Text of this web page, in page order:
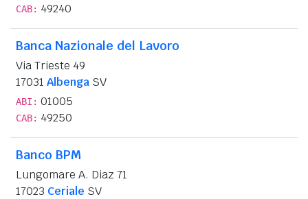
CAB: 49240
Banca Nazionale del Lavoro
Via Trieste 49
17031 Albenga SV
ABI: 01005
CAB: 49250
Banco BPM
Lungomare A. Diaz 71
17023 Ceriale SV